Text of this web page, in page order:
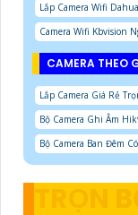
Lắp Camera Wifi
Camera Wifi Kbvision
CAMERA THEO
Lắp Camera Giá Rẻ
Bộ Camera Ghi Âm
Bộ Camera Ban Đêm